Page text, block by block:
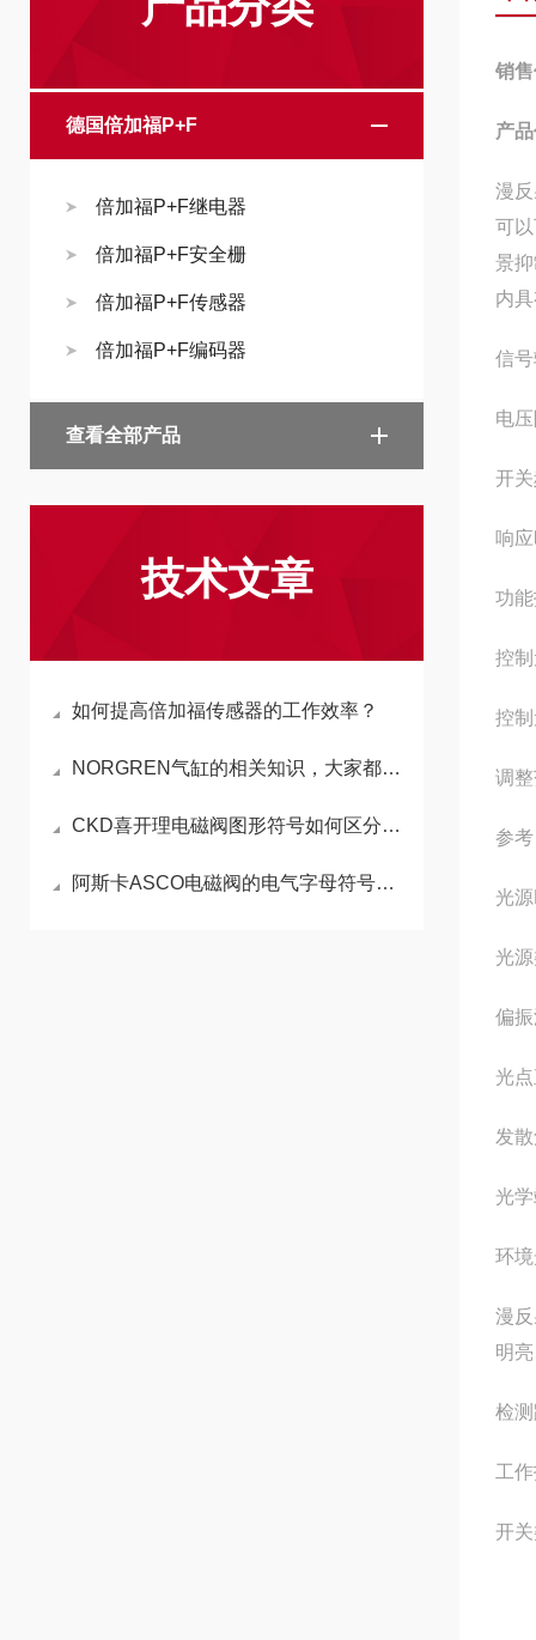
德国倍加福P+F
倍加福P+F继电器
倍加福P+F安全栅
倍加福P+F传感器
倍加福P+F编码器
查看全部产品
技术文章
如何提高倍加福传感器的工作效率？
NORGREN气缸的相关知识，大家都了解吗？
CKD喜开理电磁阀图形符号如何区分常开和常闭状态
阿斯卡ASCO电磁阀的电气字母符号解读
销
产
漫
可
景
内
信
电
开
响
功
控
控
调
参
光源
光
偏
光
发
光
环
漫
明
检
工
开